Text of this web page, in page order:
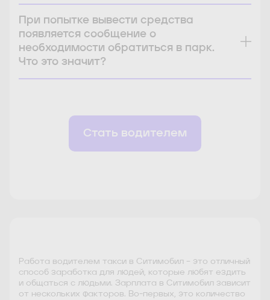
При попытке вывести средства
появляется сообщение о
необходимости обратиться в парк.
Что это значит?
Стать водителем
Работа водителем такси в Ситимобил – это отличный
способ заработка для людей, которые любят ездить
и общаться с людьми. Зарплата в Ситимобил зависит
от нескольких факторов. Во-первых, это количество